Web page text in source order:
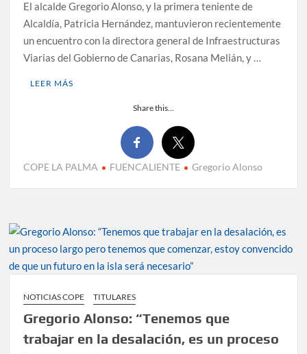
El alcalde Gregorio Alonso, y la primera teniente de
Alcaldía, Patricia Hernández, mantuvieron recientemente
un encuentro con la directora general de Infraestructuras
Viarias del Gobierno de Canarias, Rosana Melián, y …
LEER MÁS
Share this...
COPE LA PALMA FUENCALIENTE Gregorio Alonso
NOTICIAS COPE TITULARES
Gregorio Alonso: “Tenemos que
trabajar en la desalación, es un proceso